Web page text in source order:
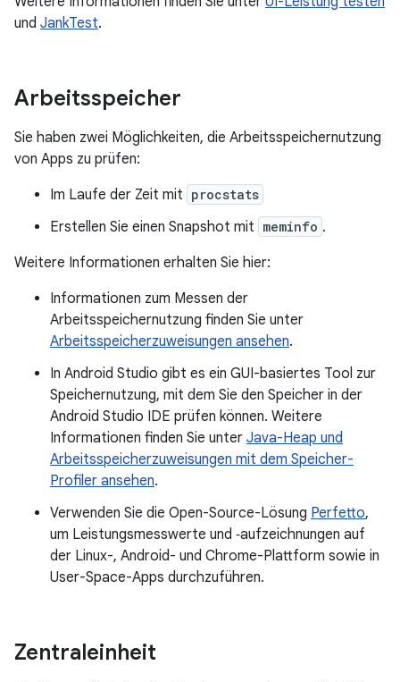
und JankTest.
Arbeitsspeicher
Sie haben zwei Möglichkeiten, die Arbeitsspeichernutzung
von Apps zu prüfen:
Im Laufe der Zeit mit procstats
Erstellen Sie einen Snapshot mit meminfo .
Weitere Informationen erhalten Sie hier:
Informationen zum Messen der
Arbeitsspeichernutzung finden Sie unter
Arbeitsspeicherzuweisungen ansehen.
In Android Studio gibt es ein GUI-basiertes Tool zur
Speichernutzung, mit dem Sie den Speicher in der
Android Studio IDE prüfen können. Weitere
Informationen finden Sie unter Java-Heap und
Arbeitsspeicherzuweisungen mit dem Speicher-
Profiler ansehen.
Verwenden Sie die Open-Source-Lösung Perfetto,
um Leistungsmesswerte und ‑aufzeichnungen auf
der Linux-, Android- und Chrome-Plattform sowie in
User-Space-Apps durchzuführen.
Zentraleinheit